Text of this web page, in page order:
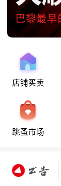
店铺买卖
跳蚤市场